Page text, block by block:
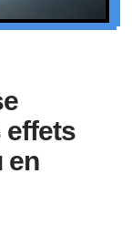
effets
en